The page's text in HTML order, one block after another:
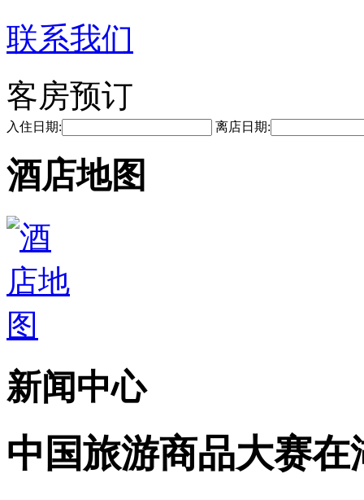
联系我们
客房预订
入住日期: 离店日期:
酒店地图
新闻中心
中国旅游商品大赛